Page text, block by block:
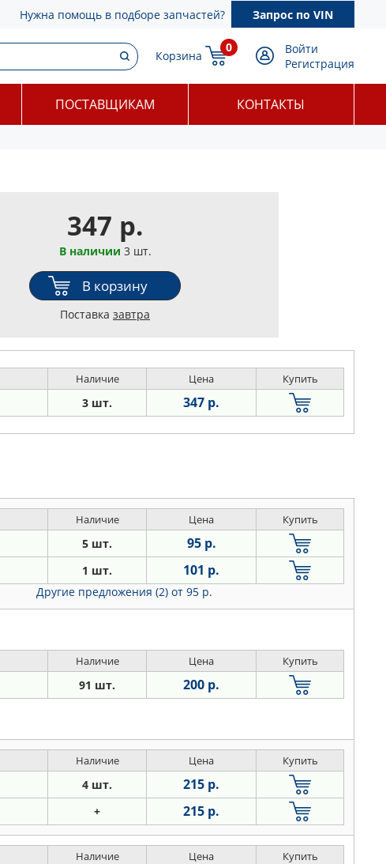
Нужна помощь в подборе запчастей? Запрос по VIN
Корзина
0
Войти
Регистрация
ПОСТАВЩИКАМ КОНТАКТЫ
347 р.
В наличии 3 шт.
В корзину
Поставка завтра
Наличие Цена Купить
3 шт. 347 р.
Наличие Цена Купить
5 шт. 95 р.
1 шт. 101 р.
Другие предложения (2) от 95 р.
Наличие Цена Купить
91 шт. 200 р.
Наличие Цена Купить
4 шт. 215 р.
+ 215 р.
Наличие Цена Купить